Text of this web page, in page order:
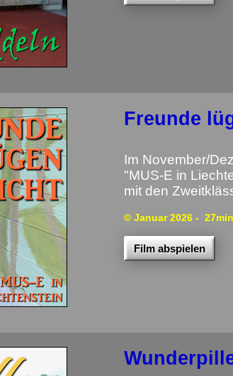
Freunde
Im November/
"MUS-E in
mit den
© Januar 2026 -
Film abspielen